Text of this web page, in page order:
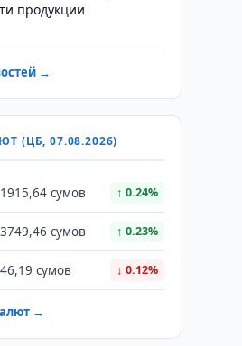
продукции
→
(ЦБ, 07.08.2026)
сумов ↑ 0.24%
сумов ↑ 0.23%
сумов ↓ 0.12%
→